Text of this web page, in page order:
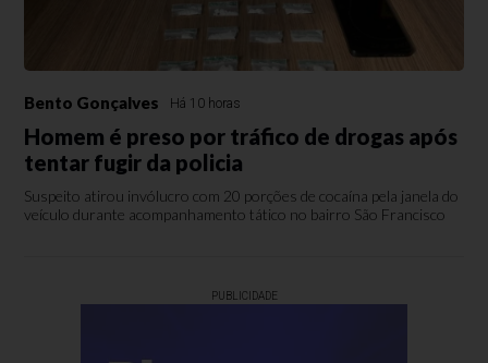
Bento Gonçalves Há 10 horas
Homem é preso por tráfico de drogas após
tentar fugir da policia
Suspeito atirou invólucro com 20 porções de cocaína pela janela do
veículo durante acompanhamento tático no bairro São Francisco
PUBLICIDADE